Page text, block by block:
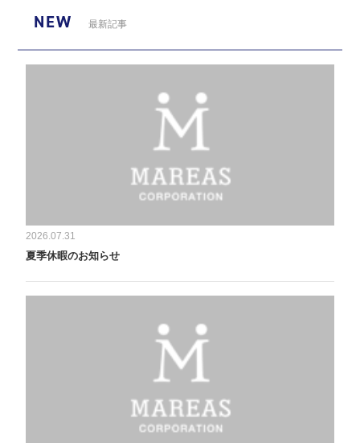
NEW 最新記事
2026.07.31
夏季休暇のお知らせ